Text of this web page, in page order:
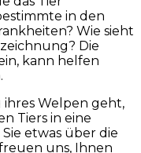
in den
Wie sieht
Die
kann helfen
Welpen geht,
Tiers in eine
etwas über die
uns, Ihnen